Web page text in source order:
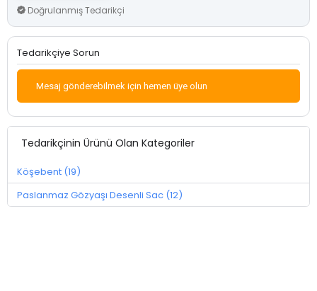
Doğrulanmış Tedarikçi
Tedarikçiye Sorun
Mesaj gönderebilmek için hemen üye olun
Tedarikçinin Ürünü Olan Kategoriler
Köşebent (19)
Paslanmaz Gözyaşı Desenli Sac (12)